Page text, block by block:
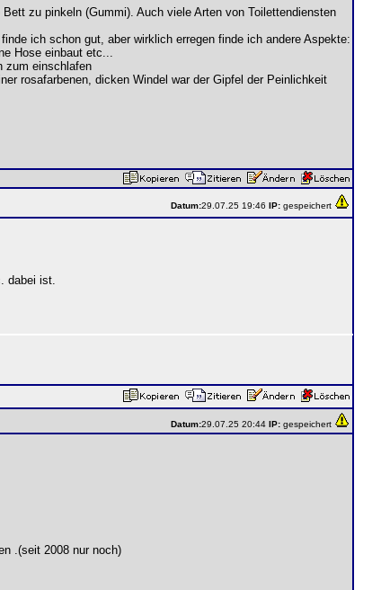
zu pinkeln (Gummi). Auch viele Arten von Toilettendiensten
ich schon gut, aber wirklich erregen finde ich andere Aspekte:
Hose einbaut etc...
zum einschlafen
rosafarbenen, dicken Windel war der Gipfel der Peinlichkeit
Datum:29.07.25 19:46 IP: gespeichert
dabei ist.
Datum:29.07.25 20:44 IP: gespeichert
.(seit 2008 nur noch)